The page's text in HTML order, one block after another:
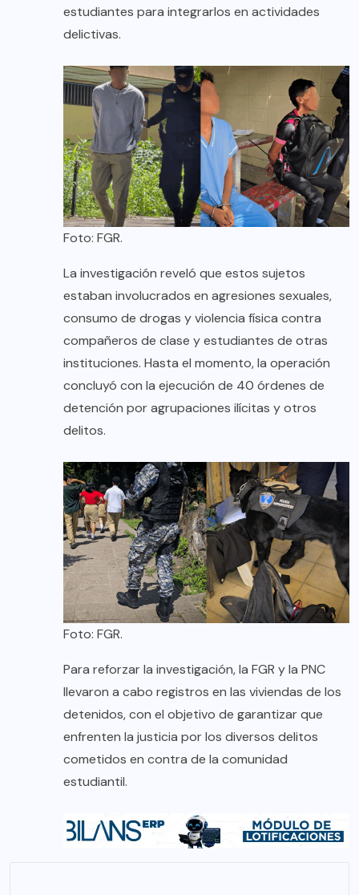
estudiantes para integrarlos en actividades
delictivas.
Foto: FGR.
La investigación reveló que estos sujetos
estaban involucrados en agresiones sexuales,
consumo de drogas y violencia física contra
compañeros de clase y estudiantes de otras
instituciones. Hasta el momento, la operación
concluyó con la ejecución de 40 órdenes de
detención por agrupaciones ilícitas y otros
delitos.
Foto: FGR.
Para reforzar la investigación, la FGR y la PNC
llevaron a cabo registros en las viviendas de los
detenidos, con el objetivo de garantizar que
enfrenten la justicia por los diversos delitos
cometidos en contra de la comunidad
estudiantil.